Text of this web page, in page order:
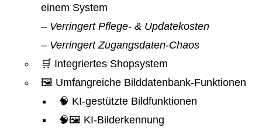
einem System
– Verringert Pflege- & Updatekosten
– Verringert Zugangsdaten-Chaos
🛒 Integriertes Shopsystem
🖼️ Umfangreiche Bilddatenbank-Funktionen
🧠 KI-gestützte Bildfunktionen
🧠🖼️ KI-Bilderkennung